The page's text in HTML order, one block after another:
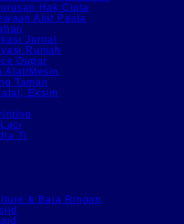
Hak Cipta
Alat Pesta
Jurnal
Rumah
Dapur
Alat/Mesin
Taman
Eksim
Tj
& Baja Ringan